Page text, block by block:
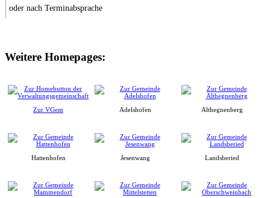
oder nach Terminabsprache
Weitere Homepages:
Zur VGem Adelshofen Althegnenberg
Hattenhofen Jesenwang Landsberied